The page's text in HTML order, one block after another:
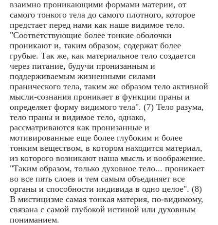
взаимно проникающими формами материи, от
самого тонкого тела до самого плотного, которое
предстает перед нами как наше видимое тело.
"Соответствующие более тонкие оболочки
проникают и, таким образом, содержат более
грубые. Так же, как материальное тело создается
через питание, будучи пронизанным и
поддерживаемым жизненными силами
пранического тела, таким же образом тело активной
мысли-сознания проникает в функции праны и
определяет форму видимого тела". (7) Тело разума,
тело праны и видимое тело, однако,
рассматриваются как пронизанные и
мотивированные еще более глубоким и более
тонким веществом, в котором находится материал,
из которого возникают наша мысль и воображение.
"Таким образом, только духовное тело... проникает
во все пять слоев и тем самым объединяет все
органы и способности индивида в одно целое". (8)
В мистицизме самая тонкая материя, по-видимому,
связана с самой глубокой истиной или духовным
пониманием.